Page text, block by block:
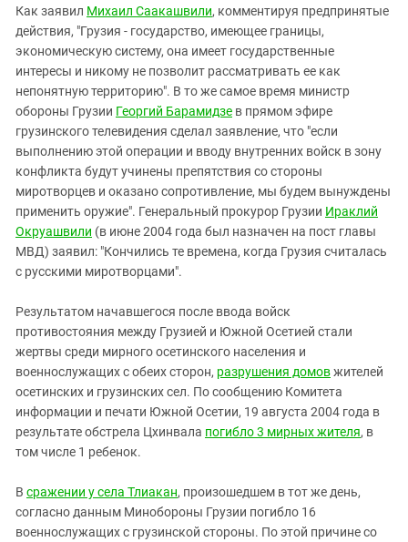
Как заявил Михаил Саакашвили, комментируя предпринятые
действия, "Грузия - государство, имеющее границы,
экономическую систему, она имеет государственные
интересы и никому не позволит рассматривать ее как
непонятную территорию". В то же самое время министр
обороны Грузии Георгий Барамидзе в прямом эфире
грузинского телевидения сделал заявление, что "если
выполнению этой операции и вводу внутренних войск в зону
конфликта будут учинены препятствия со стороны
миротворцев и оказано сопротивление, мы будем вынуждены
применить оружие". Генеральный прокурор Грузии Ираклий
Окруашвили (в июне 2004 года был назначен на пост главы
МВД) заявил: "Кончились те времена, когда Грузия считалась
с русскими миротворцами".
Результатом начавшегося после ввода войск
противостояния между Грузией и Южной Осетией стали
жертвы среди мирного осетинского населения и
военнослужащих с обеих сторон, разрушения домовжителей
осетинских и грузинских сел. По сообщению Комитета
информации и печати Южной Осетии, 19 августа 2004 года в
результате обстрела Цхинвала погибло 3 мирных жителя, в
том числе 1 ребенок.
В сражении у села Тлиакан, произошедшем в тот же день,
согласно данным Минобороны Грузии погибло 16
военнослужащих с грузинской стороны. По этой причине со